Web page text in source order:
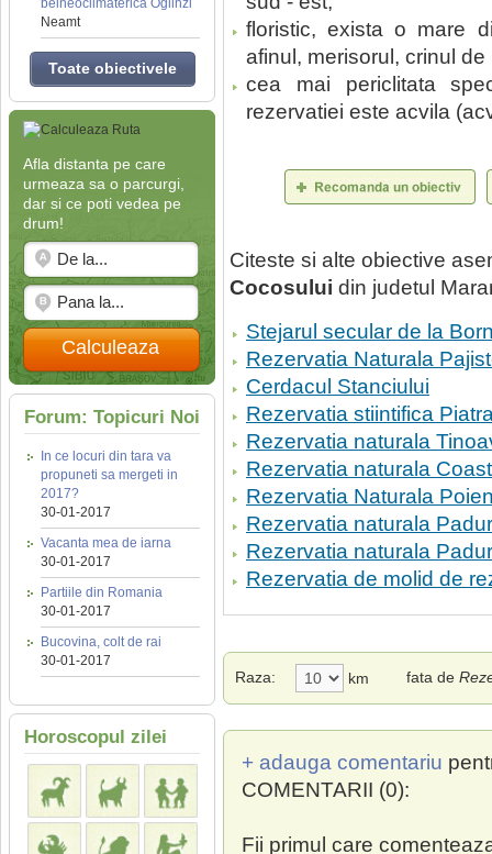
belneoclimaterica Oglinzi
Neamt
Toate obiectivele
Afla distanta pe care
urmeaza sa o parcurgi,
dar si ce poti vedea pe
drum!
Calculeaza
Forum: Topicuri Noi
In ce locuri din tara va
propuneti sa mergeti in
2017?
30-01-2017
Vacanta mea de iarna
30-01-2017
Partiile din Romania
30-01-2017
Bucovina, colt de rai
30-01-2017
Horoscopul zilei
floristic, exista o mare
afinul, merisorul, crinul
cea mai periclitata
rezervatiei este acvila
Citeste si alte obiective
Cocosului din judetul
Stejarul secular de la
Rezervatia Naturala
Cerdacul Stanciului
Rezervatia stiintifica
Rezervatia naturala
Rezervatia naturala
Rezervatia Naturala
Rezervatia naturala
Rezervatia naturala
Rezervatia de molid de
Raza: km fata de
+ adauga comentariu
COMENTARII (0):
Fii primul care